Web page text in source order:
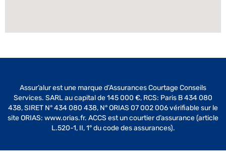
Assur’alur est une marque d’Assurances Courtage Conseils
Services. SARL au capital de 145 000 €, RCS: Paris B 434 080
438, SIRET N° 434 080 438, N° ORIAS 07 002 006 vérifiable sur le
site ORIAS: www.orias.fr. ACCS est un courtier d’assurance (article
L.520-1, II, 1° du code des assurances).